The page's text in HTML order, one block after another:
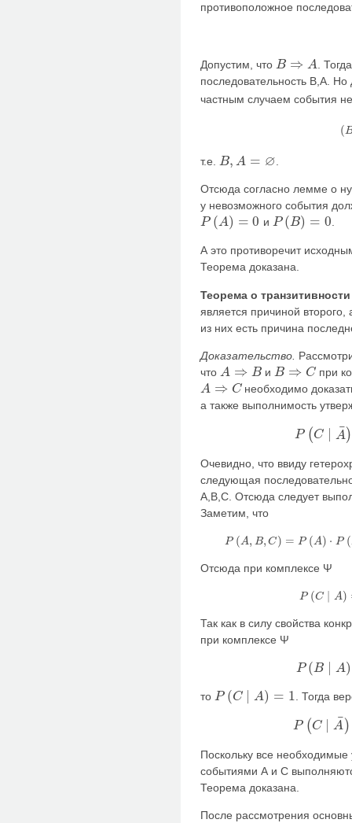
противоположное
Допустим, что B ⇒ A
B⇒ A
.
последовательность B,A.
частным случаем события
(
(B,
т.е. B, A = ∅
B,A =∅
Отсюда согласно лемме о
у невозможного события
P (A) = 0
P(A )=0 и P (B) = 0
P(B )=0 .
А это противоречит
Теорема доказана.
Теорема о
является причиной второго,
из них есть причина
Доказательство.
что A ⇒ B
A⇒ B и B ⇒ C
B⇒ C
при
A ⇒ C
A⇒ C
необходимо
а также выполнимость
P (C A
¯)
P(C ∣A¯ =0
Очевидно, что ввиду
следующая
A,B,C. Отсюда следует
Заметим, что
P (A, B, C) = P ( A) ⋅ P (
P( A,B,C)= P(A ⋅P (B∣ A)⋅P (C∣B)
Отсюда при комплексе Ψ
P (C A)
P( C∣A =P(B
Так как в силу свойства
при комплексе Ψ
P (B A)
P(B ∣A) 1
то P (C ∣ A) = 1
P(C ∣A) 1 . Тогда
P (C A
¯)
P(C ∣A¯ =1− P
Поскольку все
событиями А и С
Теорема доказана.
После рассмотрения